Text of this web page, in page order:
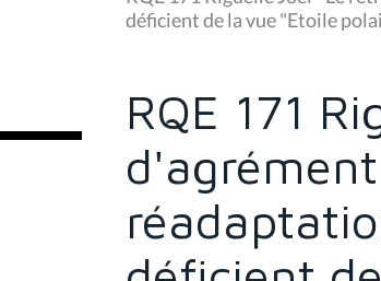
s
ê
:
déficient de la vue "Etoile
RQE 171